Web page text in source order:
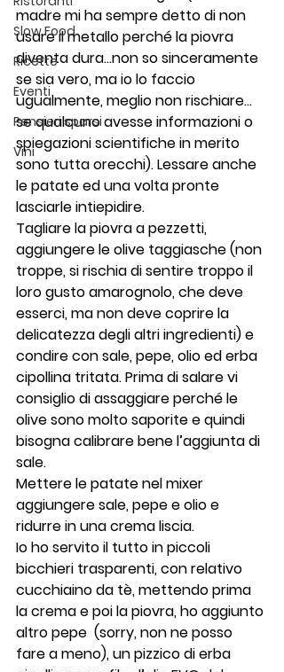
Slow Food
Ricette
Eventi
Pensieri sparsi
Vini
madre mi ha sempre detto di non
usare il metallo perché la piovra
diventa dura…non so sinceramente
se sia vero, ma io lo faccio
ugualmente, meglio non rischiare…
se qualcuno avesse informazioni o
spiegazioni scientifiche in merito
sono tutta orecchi). Lessare anche
le patate ed una volta pronte
lasciarle intiepidire.
Tagliare la piovra a pezzetti,
aggiungere le olive taggiasche (non
troppe, si rischia di sentire troppo il
loro gusto amarognolo, che deve
esserci, ma non deve coprire la
delicatezza degli altri ingredienti) e
condire con sale, pepe, olio ed erba
cipollina tritata. Prima di salare vi
consiglio di assaggiare perché le
olive sono molto saporite e quindi
bisogna calibrare bene l’aggiunta di
sale.
Mettere le patate nel mixer
aggiungere sale, pepe e olio e
ridurre in una crema liscia.
Io ho servito il tutto in piccoli
bicchieri trasparenti, con relativo
cucchiaino da tè, mettendo prima
la crema e poi la piovra, ho aggiunto
altro pepe  (sorry, non ne posso
fare a meno), un pizzico di erba